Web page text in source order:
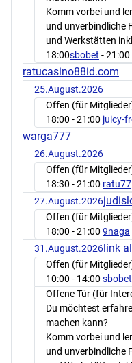
Komm vorbei und
und unverbindliche
und Werkstätten
18:00sbobet - 21:00
ratucasino88id.com
25.August.2026
Offen (für
18:00 - 21:00 juicy-
warga777
26.August.2026
Offen (für
18:30 - 21:00 ratu77
27.August.2026
Offen (für
18:00 - 21:00 9naga
31.August.2026 link
Offen (für
10:00 - 14:00 sbobet
Offene Tür (für
Du möchtest
machen kann?
Komm vorbei und
und unverbindliche